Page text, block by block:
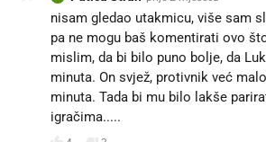
nisam gledao utakmicu, više sam
pa ne mogu baš komentirati ovo
mislim, da bi bilo puno bolje, da
minuta. On svjež, protivnik već
minuta. Tada bi mu bilo lakše
igračima.....